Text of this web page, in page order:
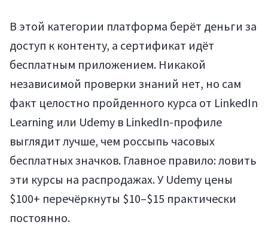
В этой категории платформа берёт деньги за
доступ к контенту, а сертификат идёт
бесплатным приложением. Никакой
независимой проверки знаний нет, но сам
факт целостно пройденного курса от LinkedIn
Learning или Udemy в LinkedIn-профиле
выглядит лучше, чем россыпь часовых
бесплатных значков. Главное правило: ловить
эти курсы на распродажах. У Udemy цены
$100+ перечёркнуты $10–$15 практически
постоянно.